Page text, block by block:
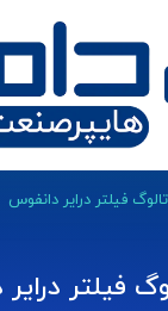
فیلتر درایر دانفوس
فیلتر